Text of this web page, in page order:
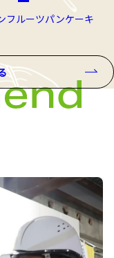
フルーツパンケーキ